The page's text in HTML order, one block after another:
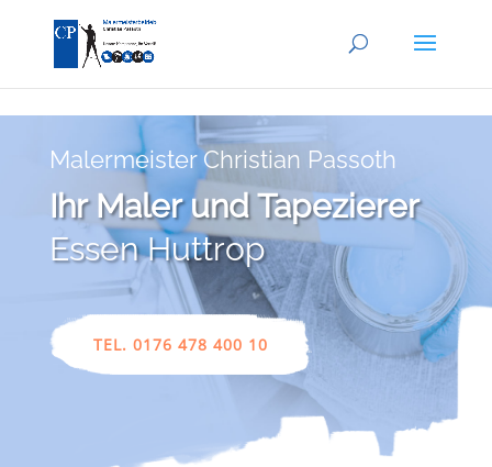
Skip to content
Malermeister Christian Passoth
Ihr Maler und Tapezierer
Essen Huttrop
TEL. 0176 478 400 10